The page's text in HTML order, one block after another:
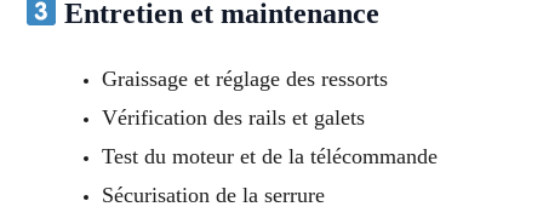
Entretien et maintenance
Graissage et réglage des ressorts
Vérification des rails et galets
Test du moteur et de la télécommande
Sécurisation de la serrure